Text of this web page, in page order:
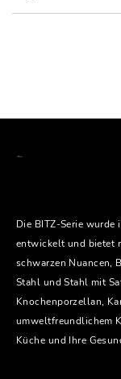
Die BITZ-Serie wurde
entwickelt und bietet
schwarzen Nuancen,
Stahl und Stahl mit
Knochenporzellan,
umweltfreundlichem
Küche und Ihre